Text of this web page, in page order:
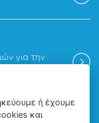
για την
Βρείτε μαςή έχουμε
και